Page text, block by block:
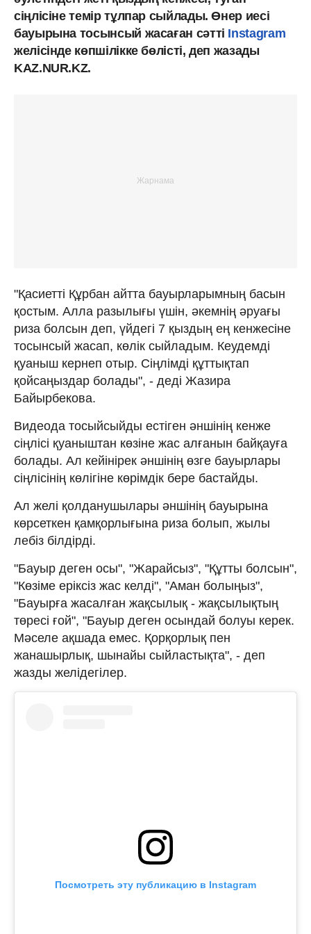
сіңлісіне темір тұлпар сыйлады. Өнер иесі
бауырына тосынсый жасаған сәтті Instagram
желісінде көпшілікке бөлісті, деп жазады
KAZ.NUR.KZ.
"Қасиетті Құрбан айтта бауырларымның басын
қостым. Алла разылығы үшін, әкемнің әруағы
риза болсын деп, үйдегі 7 қыздың ең кенжесіне
тосынсый жасап, көлік сыйладым. Кеудемді
қуаныш кернеп отыр. Сіңлімді құттықтап
қойсаңыздар болады", - деді Жазира
Байырбекова.
Видеода тосыйсыйды естіген әншінің кенже
сіңлісі қуаныштан көзіне жас алғанын байқауға
болады. Ал кейінірек әншінің өзге бауырлары
сіңлісінің көлігіне көрімдік бере бастайды.
Ал желі қолданушылары әншінің бауырына
көрсеткен қамқорлығына риза болып, жылы
лебіз білдірді.
"Бауыр деген осы", "Жарайсыз", "Құтты болсын",
"Көзіме еріксіз жас келді", "Аман болыңыз",
"Бауырға жасалған жақсылық - жақсылықтың
төресі ғой", "Бауыр деген осындай болуы керек.
Мәселе ақшада емес. Қорқорлық пен
жанашырлық, шынайы сыйластықта", - деп
жазды желідегілер.
Посмотреть эту публикацию в Instagram